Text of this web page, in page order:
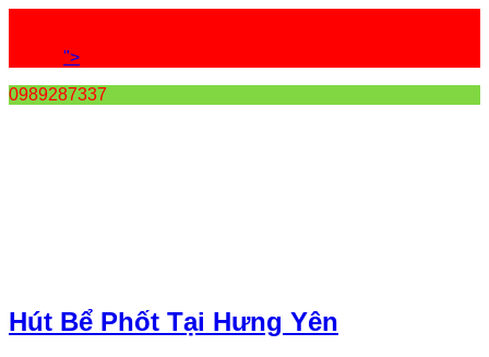
">
0989287337
Hút Bể Phốt Tại Hưng Yên